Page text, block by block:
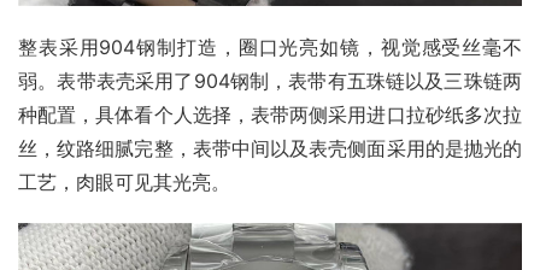
整表采用904钢制打造，圈口光亮如镜，视觉感受丝毫不
弱。表带表壳采用了904钢制，表带有五珠链以及三珠链两
种配置，具体看个人选择，表带两侧采用进口拉砂纸多次拉
丝，纹路细腻完整，表带中间以及表壳侧面采用的是抛光的
工艺，肉眼可见其光亮。